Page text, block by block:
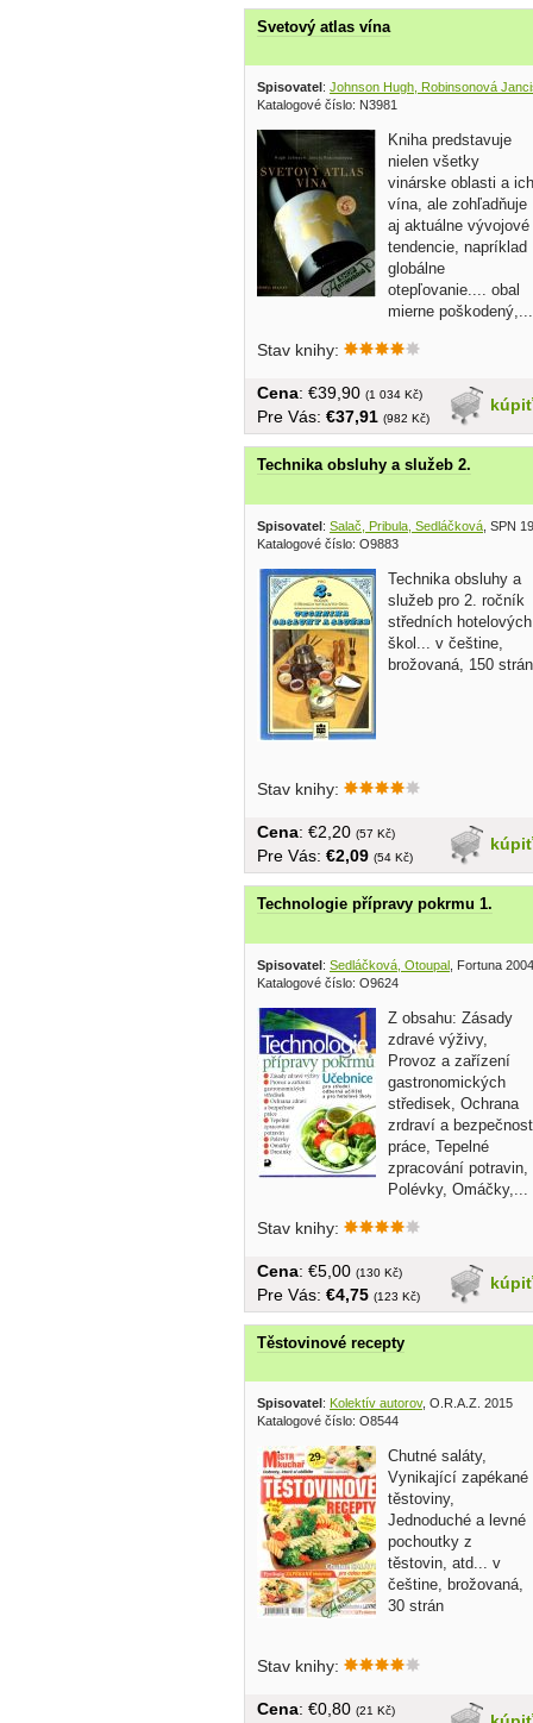
Svetový atlas vína
Spisovatel : Johnson Hugh, Robinsonová
Katalogové číslo: N3981
Kniha predstavuje
nielen všetky
vinárske oblasti a ich
vína, ale zohľadňuje
aj aktuálne vývojové
tendencie, napríklad
globálne
otepľovanie.... obal
mierne poškodený,...
Stav knihy:
kúpiť
Cena: €39,90 (1 034 Kč)
Pre Vás: €37,91 (982 Kč)
Technika obsluhy a služeb 2.
Spisovatel: Salač, Pribula, Sedláčková , SPN
Katalogové číslo: O9883
Technika obsluhy a
služeb pro 2. ročník
středních hotelových
škol... v češtine,
brožovaná, 150 strán
Stav knihy:
kúpiť
Cena: €2,20 (57 Kč)
Pre Vás: €2,09 (54 Kč)
Technologie přípravy pokrmu 1.
Spisovatel: Sedláčková, Otoupal , Fortuna 2004
Katalogové číslo: O9624
Z obsahu: Zásady
zdravé výživy,
Provoz a zařízení
gastronomických
středisek, Ochrana
zrdraví a bezpečnost
práce, Tepelné
zpracování potravin,
Polévky, Omáčky,...
Stav knihy:
kúpiť
Cena: €5,00 (130 Kč)
Pre Vás: €4,75 (123 Kč)
Těstovinové recepty
Spisovatel : Kolektív autorov, O.R.A.Z. 2015
Katalogové číslo: O8544
Chutné saláty,
Vynikající zapékané
těstoviny,
Jednoduché a levné
pochoutky z
těstovin, atd... v
češtine, brožovaná,
30 strán
Stav knihy:
Cena: €0,80 (21 Kč)